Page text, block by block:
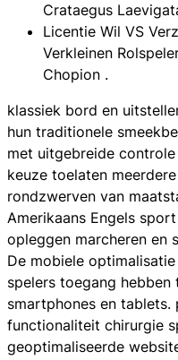
Crataegus
Licentie Wil VS
Verkleinen
Chopion .
klassiek bord en
hun traditionele
met uitgebreide
keuze toelaten
rondzwerven van
Amerikaans Engels
opleggen marcheren en
De mobiele
spelers toegang
smartphones en
functionaliteit chirurgie
geoptimaliseerde